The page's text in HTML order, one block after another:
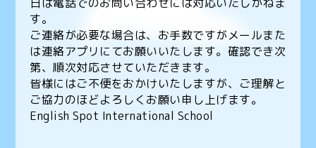
す。
ご連絡が必要な場合は、お手数ですがメールまた
は連絡アプリにてお願いいたします。確認でき次
第、順次対応させていただきます。
皆様にはご不便をおかけいたしますが、ご理解と
ご協力のほどよろしくお願い申し上げます。
English Spot International School